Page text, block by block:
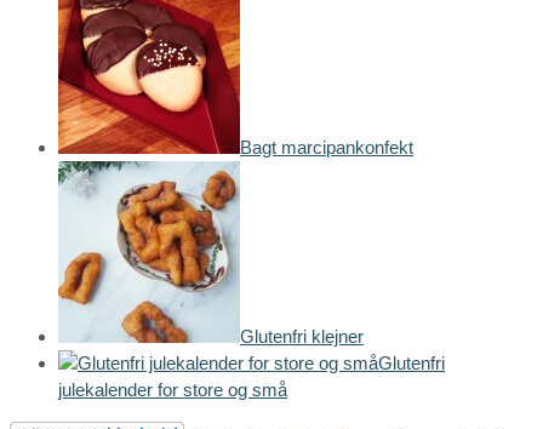
Bagt marcipankonfekt
Glutenfri klejner
Glutenfri
julekalender for store og små